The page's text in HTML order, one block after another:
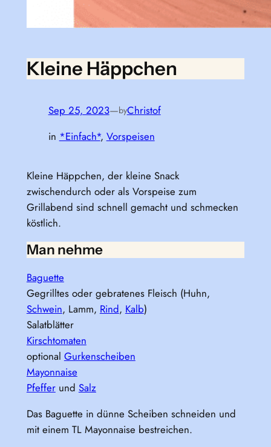
Kleine Häppchen
Sep 25, 2023—byChristof
in *Einfach*, Vorspeisen
Kleine Häppchen, der kleine Snack
zwischendurch oder als Vorspeise zum
Grillabend sind schnell gemacht und schmecken
köstlich.
Man nehme
Baguette
Gegrilltes oder gebratenes Fleisch (Huhn,
Schwein, Lamm, Rind, Kalb)
Salatblätter
Kirschtomaten
optional Gurkenscheiben
Mayonnaise
Pfefferund Salz
Das Baguette in dünne Scheiben schneiden und
mit einem TL Mayonnaise bestreichen.